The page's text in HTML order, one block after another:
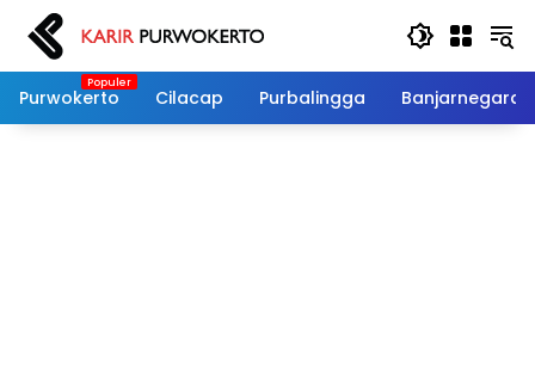
Langsung
konten
Purwokerto
Cilacap Purbalingga Banjarnegara